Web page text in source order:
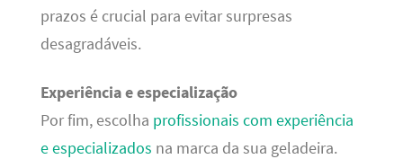
prazos é crucial para evitar surpresas
desagradáveis.
Experiência e especialização
Por fim, escolha profissionais com experiência
e especializados na marca da sua geladeira.